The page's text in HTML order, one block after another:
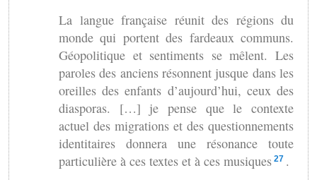
La langue française réunit des régions du
monde qui portent des fardeaux communs.
Géopolitique et sentiments se mêlent. Les
paroles des anciens résonnent jusque dans les
oreilles des enfants d’aujourd’hui, ceux des
diasporas. […] je pense que le contexte
actuel des migrations et des questionnements
identitaires donnera une résonance toute
particulière à ces textes et à ces musiques 27 .